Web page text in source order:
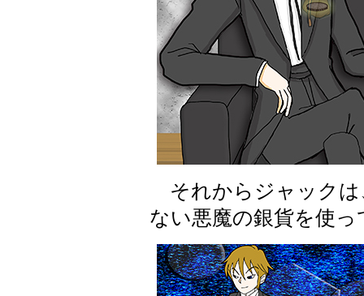
それからジャックは
ない悪魔の銀貨を使